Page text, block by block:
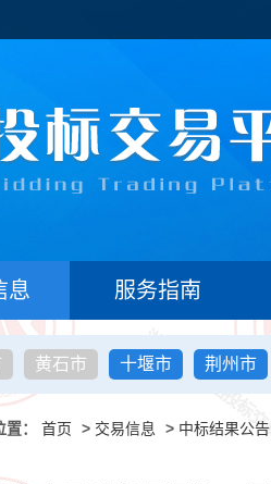
息 服务指南
黄石市 十堰市 荆州市
置： 首页 > 交易信息 > 中标结果公告